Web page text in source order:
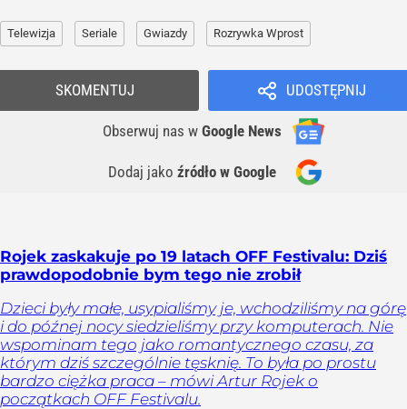
Telewizja Seriale Gwiazdy Rozrywka Wprost
UDOSTĘPNIJ
Obserwuj nas w Google News
Dodaj jako źródło w Google
SKOMENTUJ
Rojek zaskakuje po 19 latach OFF Festivalu: Dziś
prawdopodobnie bym tego nie zrobił
Dzieci były małe, usypialiśmy je, wchodziliśmy na górę
i do późnej nocy siedzieliśmy przy komputerach. Nie
wspominam tego jako romantycznego czasu, za
którym dziś szczególnie tęsknię. To była po prostu
bardzo ciężka praca – mówi Artur Rojek o
początkach OFF Festivalu.